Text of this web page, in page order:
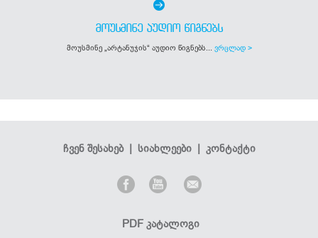
ᲛᲝᲣᲡᲛᲘᲜᲔ ᲐᲣᲓᲘᲝ ᲬᲘᲒᲜᲔᲑᲡ
მოუსმინე „არტანუჯის“ აუდიო წიგნებს... ვრცლად >
ჩვენ შესახებ| სიახლეები| კონტაქტი
PDF კატალოგი